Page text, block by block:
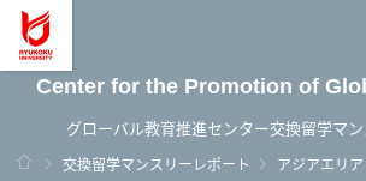
Center for the Promotion of
グローバル教育推進センター交換留学マ
ホーム
交換留学マンスリーレポート アジアエリア